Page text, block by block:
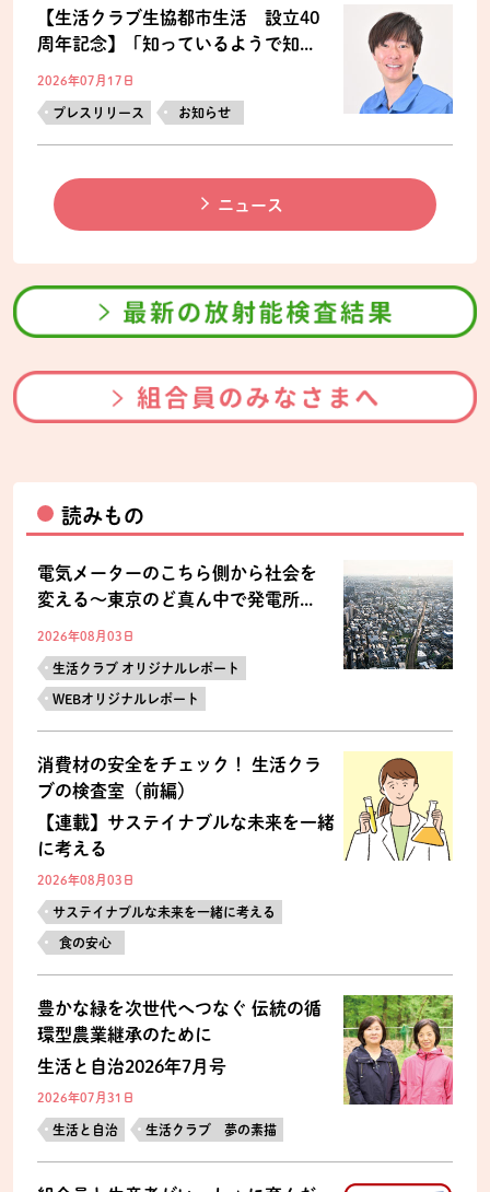
【生活クラブ生協都市生活 設立40
周年記念】「知っているようで知...
2026年07月17日
プレスリリース お知らせ
ニュース
読みもの
電気メーターのこちら側から社会を
変える～東京のど真ん中で発電所...
2026年08月03日
生活クラブ オリジナルレポート
WEBオリジナルレポート
消費材の安全をチェック！ 生活クラ
ブの検査室（前編）
【連載】サステイナブルな未来を一緒
に考える
2026年08月03日
サステイナブルな未来を一緒に考える
食の安心
豊かな緑を次世代へつなぐ 伝統の循
環型農業継承のために
生活と自治2026年7月号
2026年07月31日
生活と自治 生活クラブ 夢の素描